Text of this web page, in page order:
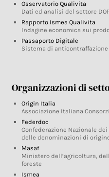
Osservatorio Qualivita
Dati ed analisi del settore
Rapporto Ismea Qualivita
Indagine economica sui
Passaporto Digitale
Sistema di
Organizzazioni di
Origin Italia
Associazione Italiana
Federdoc
Confederazione Nazionale
delle denominazioni di
Masaf
Ministero dell’agricoltura,
foreste
Ismea